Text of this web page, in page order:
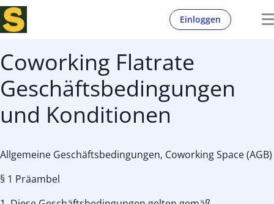
Einloggen
Coworking Flatrate
Geschäftsbedingungen
und Konditionen
Allgemeine Geschäftsbedingungen, Coworking Space (AGB)
§ 1 Präambel